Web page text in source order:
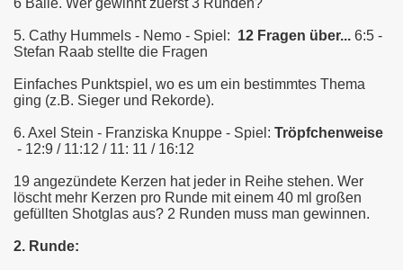
6 Bälle. Wer gewinnt zuerst 3 Runden?
5. Cathy Hummels - Nemo - Spiel: 12 Fragen über... 6:5 -
Stefan Raab stellte die Fragen
Einfaches Punktspiel, wo es um ein bestimmtes Thema
ging (z.B. Sieger und Rekorde).
6. Axel Stein - Franziska Knuppe - Spiel: Tröpfchenweise
- 12:9 / 11:12 / 11: 11 / 16:12
19 angezündete Kerzen hat jeder in Reihe stehen. Wer
löscht mehr Kerzen pro Runde mit einem 40 ml großen
gefüllten Shotglas aus? 2 Runden muss man gewinnen.
2. Runde: